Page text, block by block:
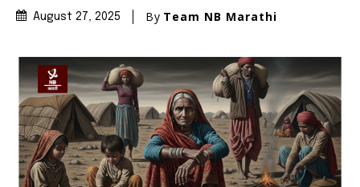
August 27, 2025 By Team NB Marathi